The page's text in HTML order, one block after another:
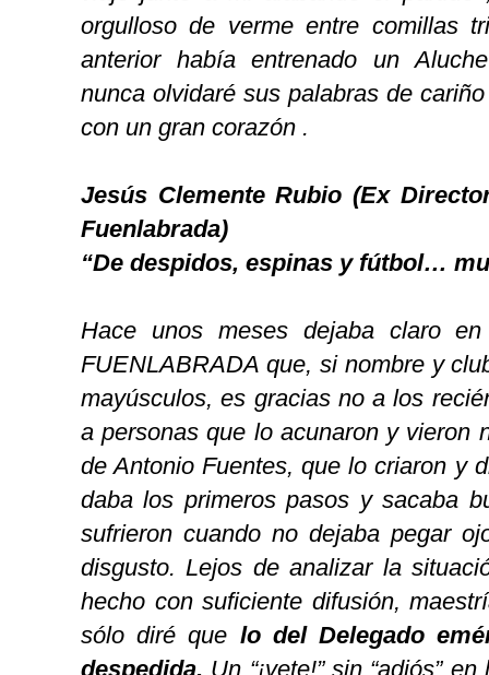
orgulloso de verme entre comillas
anterior había entrenado un
nunca olvidaré sus palabras de
con un gran corazón .
Jesús Clemente Rubio (Ex
Fuenlabrada)
“De despidos, espinas y fútbol…
Hace unos meses dejaba claro
FUENLABRADA que, si nombre y
mayúsculos, es gracias no a los
a personas que lo acunaron y vieron
de Antonio Fuentes, que lo criaron y
daba los primeros pasos y sacaba
sufrieron cuando no dejaba pegar
disgusto. Lejos de analizar la
hecho con suficiente difusión,
sólo diré que lo del Delegado
despedida. Un “¡vete!” sin “adiós”